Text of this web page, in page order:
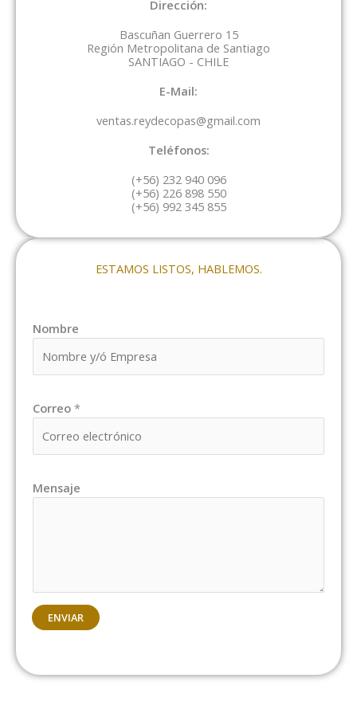
ESTAMOS LISTOS, HABLEMOS.
Nombre
Correo *
Mensaje
ENVIAR
Dirección:
Bascuñan Guerrero 15
Región Metropolitana de Santiago
SANTIAGO - CHILE
E-Mail:
ventas.reydecopas@gmail.com
Teléfonos:
(+56) 232 940 096
(+56) 226 898 550
(+56) 992 345 855